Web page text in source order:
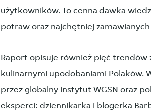
użytkowników. To cenna dawka
potraw oraz najchętniej
Raport opisuje również pięć trendów
kulinarnymi upodobaniami Polaków.
przez globalny instytut WGSN oraz
eksperci: dziennikarka i blogerka